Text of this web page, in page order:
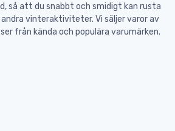
så att du snabbt och smidigt kan rusta
vinteraktiviteter. Vi säljer varor av
från kända och populära varumärken.